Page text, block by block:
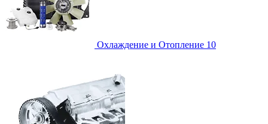
Охлаждение и Отопление 10